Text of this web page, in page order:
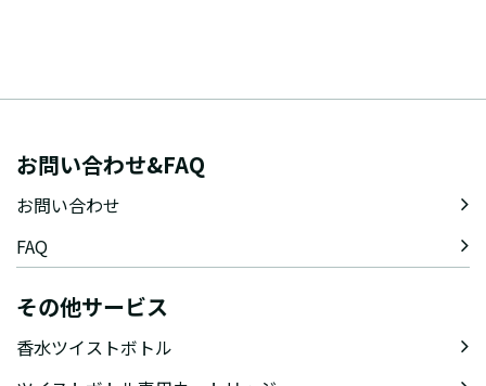
お問い合わせ&FAQ
お問い合わせ
FAQ
その他サービス
香水ツイストボトル